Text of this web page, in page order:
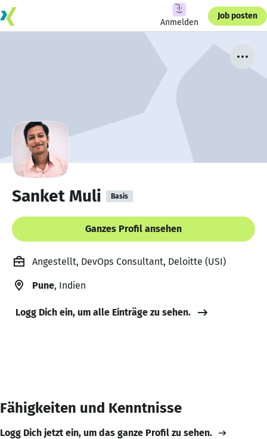
Anmelden
Job posten
Sanket Muli Basis
Ganzes Profil ansehen
Angestellt, DevOps Consultant, Deloitte (USI)
Pune, Indien
Logg Dich ein, um alle Einträge zu sehen.
Fähigkeiten und Kenntnisse
Logg Dich jetzt ein, um das ganze Profil zu sehen.